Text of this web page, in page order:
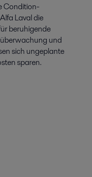
Condition-
Laval die
beruhigende
und
sich ungeplante
sparen.